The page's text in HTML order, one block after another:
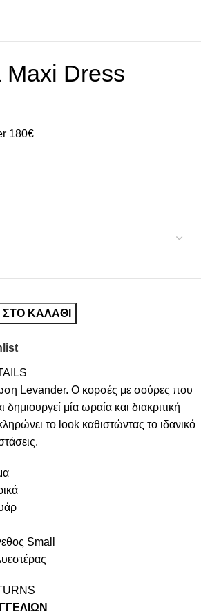
Maxi Dress
180€
ΚΑΛΆΘΙ
Levander. Ο κορσές με σούρες που
μία ωραία και διακριτική
το look καθιστώντας το ιδανικό
Small